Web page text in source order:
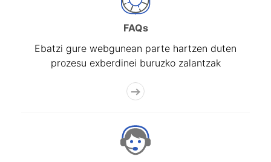
FAQs
Ebatzi gure webgunean parte hartzen duten
prozesu exberdinei buruzko zalantzak